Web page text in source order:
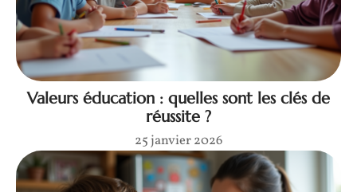
Valeurs éducation : quelles sont les clés de
réussite ?
25 janvier 2026